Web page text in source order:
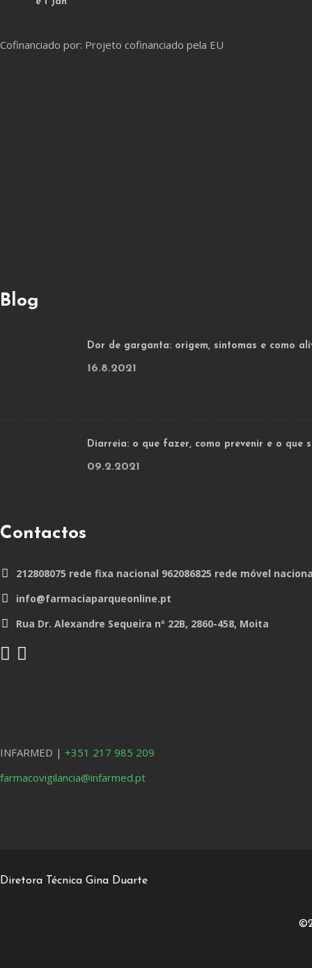
Cofinanciado por: Projeto cofinanciado pela EU
Blog
Dor de garganta: origem, sintomas e como
16.8.2021
Diarreia: o que fazer, como prevenir e o que
09.2.2021
Contactos
212808075 rede fixa nacional 962086825 rede móvel
info@farmaciaparqueonline.pt
Rua Dr. Alexandre Sequeira nº 22B, 2860-458, Moita
INFARMED | +351 217 985 209
farmacovigilancia@infarmed.pt
Diretora Técnica Gina Duarte